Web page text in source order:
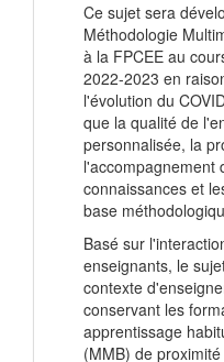
Ce sujet sera
Méthodologie
à la FPCEE au
2022-2023 en
l'évolution du
que la qualité de
personnalisée, la
l'accompagnement
connaissances et
base
Basé sur
enseignants, le
contexte
conservant les
apprentissage
(MMB) de